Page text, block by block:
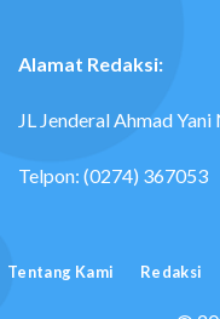
Alamat Redaksi:
JL Jenderal Ahmad
Telpon: (0274) 367053
Tentang Kami Redaksi